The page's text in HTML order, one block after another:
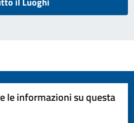
le informazioni su questa